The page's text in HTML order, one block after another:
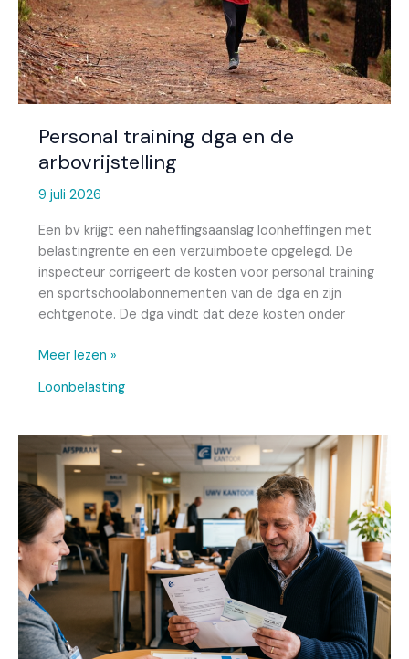
Personal training dga en de
arbovrijstelling
9 juli 2026
Een bv krijgt een naheffingsaanslag loonheffingen met
belastingrente en een verzuimboete opgelegd. De
inspecteur corrigeert de kosten voor personal training
en sportschoolabonnementen van de dga en zijn
echtgenote. De dga vindt dat deze kosten onder
Meer lezen »
Loonbelasting
Rechtbank
adviseert
klacht
tegen
UWV
wegens
te
lage
loonheffing